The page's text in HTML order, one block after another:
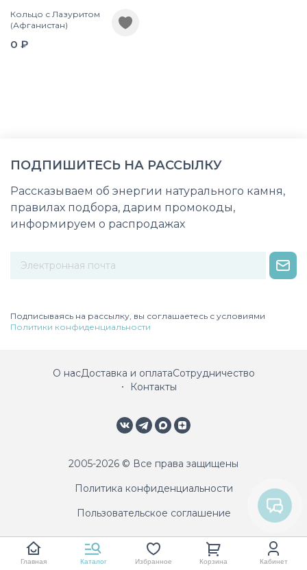
Кольцо с Лазуритом
(Афганистан)
0 ₽
ПОДПИШИТЕСЬ НА РАССЫЛКУ
Рассказываем об энергии натурального камня,
правилах подбора, дарим промокоды,
информируем о распродажах
Подписываясь на рассылку, вы соглашаетесь с условиями
Политики конфиденциальности
О насДоставка и оплатаСотрудничество
Контакты
2005-2026 © Все права защищены
Политика конфиденциальности
Пользовательское соглашение
Главная Каталог Избранное Корзина Кабинет